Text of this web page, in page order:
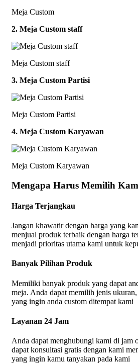
Meja Custom
2. Meja Custom staff
Meja Custom staff
3. Meja Custom Partisi
Meja Custom Partisi
4. Meja Custom Karyawan
Meja Custom Karyawan
Mengapa Harus Memilih
Harga Terjangkau
Jangan khawatir dengan harga yang
menjual produk terbaik dengan harga
menjadi prioritas utama kami untuk
Banyak Pilihan Produk
Memiliki banyak produk yang dapat
meja. Anda dapat memilih jenis
yang ingin anda custom ditempat kami
Layanan 24 Jam
Anda dapat menghubungi kami di jam
dapat konsultasi gratis dengan kami
yang ingin kamu tanyakan pada kami